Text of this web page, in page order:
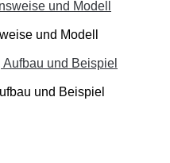
und Modell
und Beispiel